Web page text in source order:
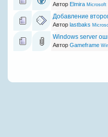
Автор Elmira Microsoft
Добавление
Автор lastbaks
Windows server
Автор Gameframe